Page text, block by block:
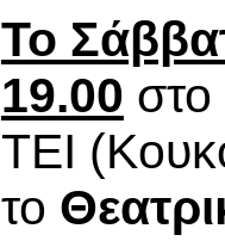
Το
19.00 στο
ΤΕΙ
το